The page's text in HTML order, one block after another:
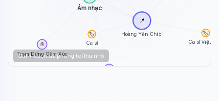
Hoàng Yến Chibi
📍
Âm nhạc
Trạm Dừng Cảm Xúc
📄 Ca sĩ
🏷️
Ca sĩ Việt
🏷️
Ctrl + cuộn để phóng to/thu nhỏ